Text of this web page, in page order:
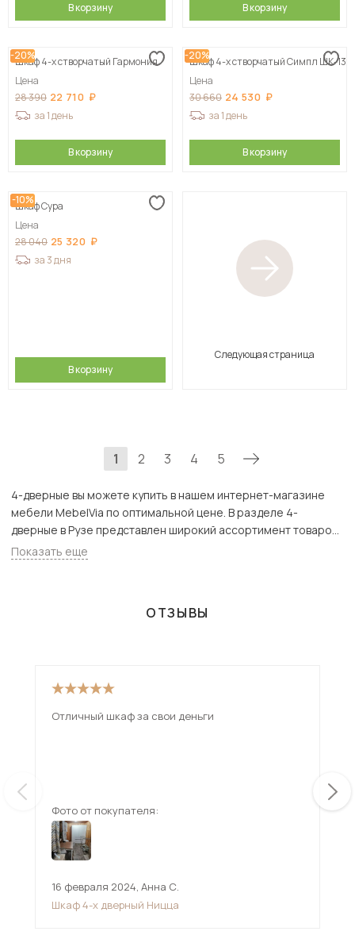
В корзину В корзину
-20%
Шкаф 4-х створчатый Гармония
Цена
28 390 22 710
за 1 день
В корзину
-20%
Шкаф 4-х створчатый Симпл ШК-13
Цена
30 660 24 530
за 1 день
В корзину
-10%
Шкаф Сура
Цена
28 040 25 320
за 3 дня
В корзину
Следующая страница
1 2 3 4 5
4-дверные вы можете купить в нашем интернет-магазине
мебели MebelVia по оптимальной цене. В разделе 4-
дверные в Рузе представлен широкий ассортимент товаров
с доставкой в Москве и Подмосковью, включая Руза. Всего
товаров в категории «4-дверные» - 390 шт.
Показать еще
ОТЗЫВЫ
Отличный шкаф за свои деньги
Фото от покупателя:
16 февраля 2024, Анна С.
Шкаф 4-х дверный Ницца